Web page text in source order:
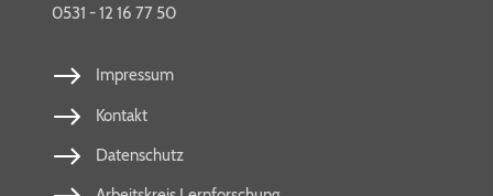
0531 - 12 16 77 50
Impressum
Kontakt
Datenschutz